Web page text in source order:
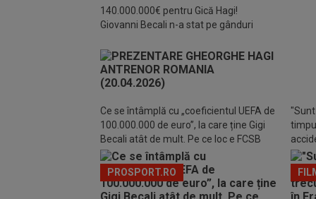
140.000.000€ pentru Gică Hagi!
Giovanni Becali n-a stat pe gânduri
Ce se întâmplă cu „coeficientul UEFA de
100.000.000 de euro”, la care ține Gigi
Becali atât de mult. Pe ce loc e FCSB
PROSPORT.RO
din